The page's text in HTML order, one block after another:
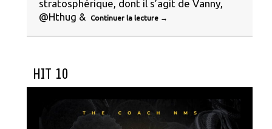
stratosphérique, dont il s’agit de Vanny,
@Hthug &
Continuer la lecture →
HIT 10